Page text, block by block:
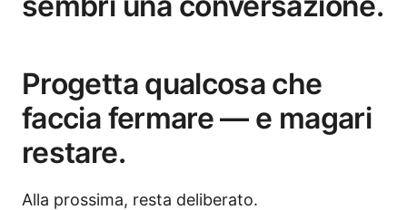
Progetta qualcosa che
faccia fermare — e magari
restare.
Alla prossima, resta deliberato.